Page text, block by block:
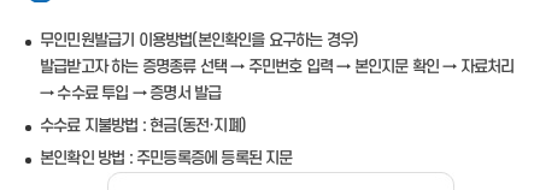
무인민원발급기 이용방법(본인확인을 요구하는 경우)
발급받고자 하는 증명종류 선택 → 주민번호 입력 → 본인지문 확인 → 자료처리
→ 수수료 투입 → 증명서 발급
수수료 지불방법 : 현금(동전·지폐)
본인확인 방법 : 주민등록증에 등록된 지문